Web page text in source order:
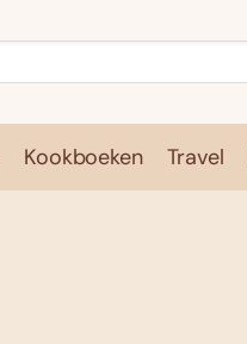
Kookboeken Travel